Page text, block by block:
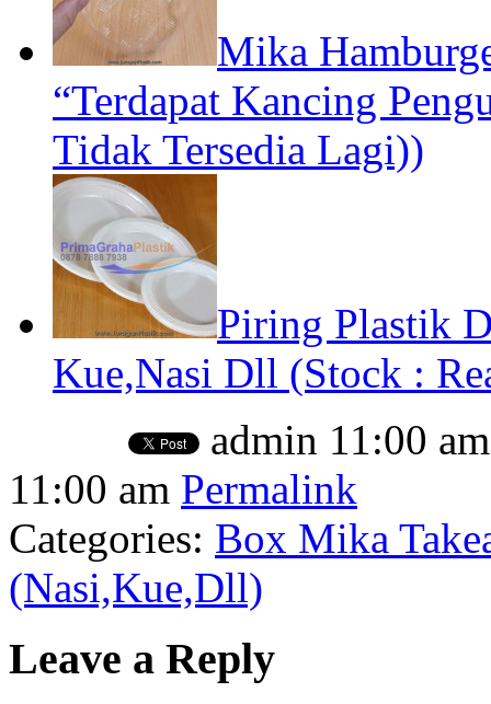
Mika
“Terdapat Kancing
Tidak Tersedia Lagi))
Piring Plastik
Kue,Nasi Dll (Stock :
admin 11:00 am
11:00 am Permalink
Categories: Box Mika
(Nasi,Kue,Dll)
Leave a Reply